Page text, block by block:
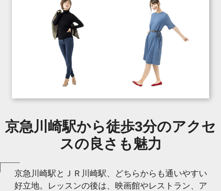
京急川崎駅から徒歩3分のアクセ
スの良さも魅力
京急川崎駅とＪＲ川崎駅、どちらからも通いやすい
好立地。レッスンの後は、映画館やレストラン、ア